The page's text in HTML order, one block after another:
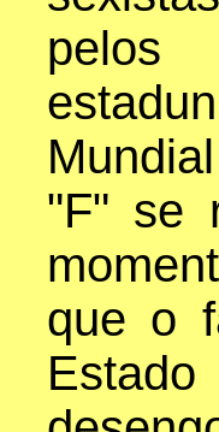
pelos
"F" se
que o